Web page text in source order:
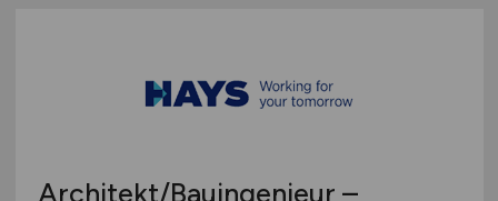
Architekt/Bauingenieur –